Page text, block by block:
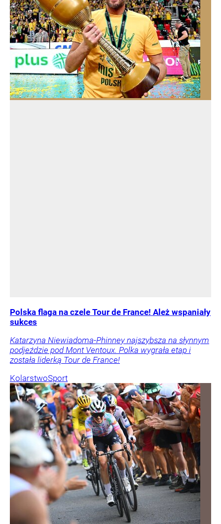
Polska flaga na czele Tour de France! Ależ wspaniały
sukces
Katarzyna Niewiadoma-Phinney najszybsza na słynnym
podjeździe pod Mont Ventoux. Polka wygrała etap i
została liderką Tour de France!
KolarstwoSport